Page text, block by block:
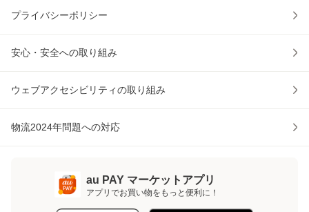
プライバシーポリシー
安心・安全への取り組み
ウェブアクセシビリティの取り組み
物流2024年問題への対応
au PAY マーケットアプリ
アプリでお買い物をもっと便利に！